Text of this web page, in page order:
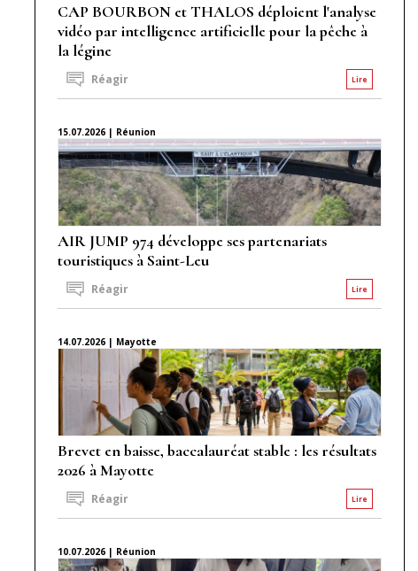
CAP BOURBON et THALOS déploient l'analyse
vidéo par intelligence artificielle pour la pêche à
la légine
Lire
Réagir
15.07.2026 | Réunion
AIR JUMP 974 développe ses partenariats
touristiques à Saint-Leu
Lire
Réagir
14.07.2026 | Mayotte
Brevet en baisse, baccalauréat stable : les résultats
2026 à Mayotte
Lire
Réagir
10.07.2026 | Réunion